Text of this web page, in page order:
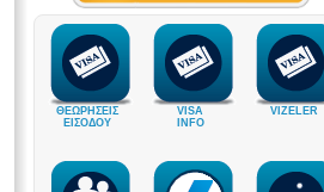
ΘΕΩΡΗΣΕΙΣ
ΕΙΣΟΔΟΥ
VISA
INFO
VIZELER